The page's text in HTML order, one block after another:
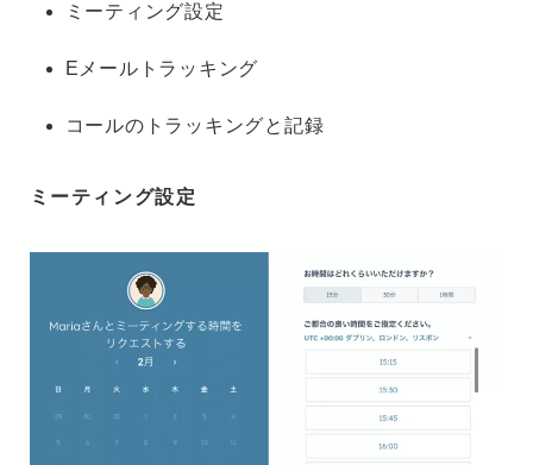
ミーティング設定
Eメールトラッキング
コールのトラッキングと記録
ミーティング設定